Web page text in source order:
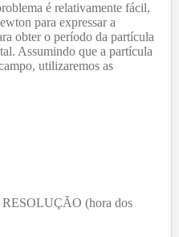
é relativamente fácil,
para expressar a
obter o período da partícula
Assumindo que a partícula
utilizaremos as
(hora dos